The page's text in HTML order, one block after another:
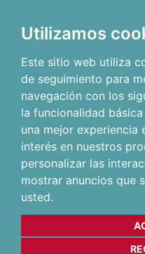
Utilizamos
Este sitio web utiliza
de seguimiento para
navegación con los
la funcionalidad
una mejor experiencia
interés en nuestros
personalizar las
mostrar anuncios que
usted.